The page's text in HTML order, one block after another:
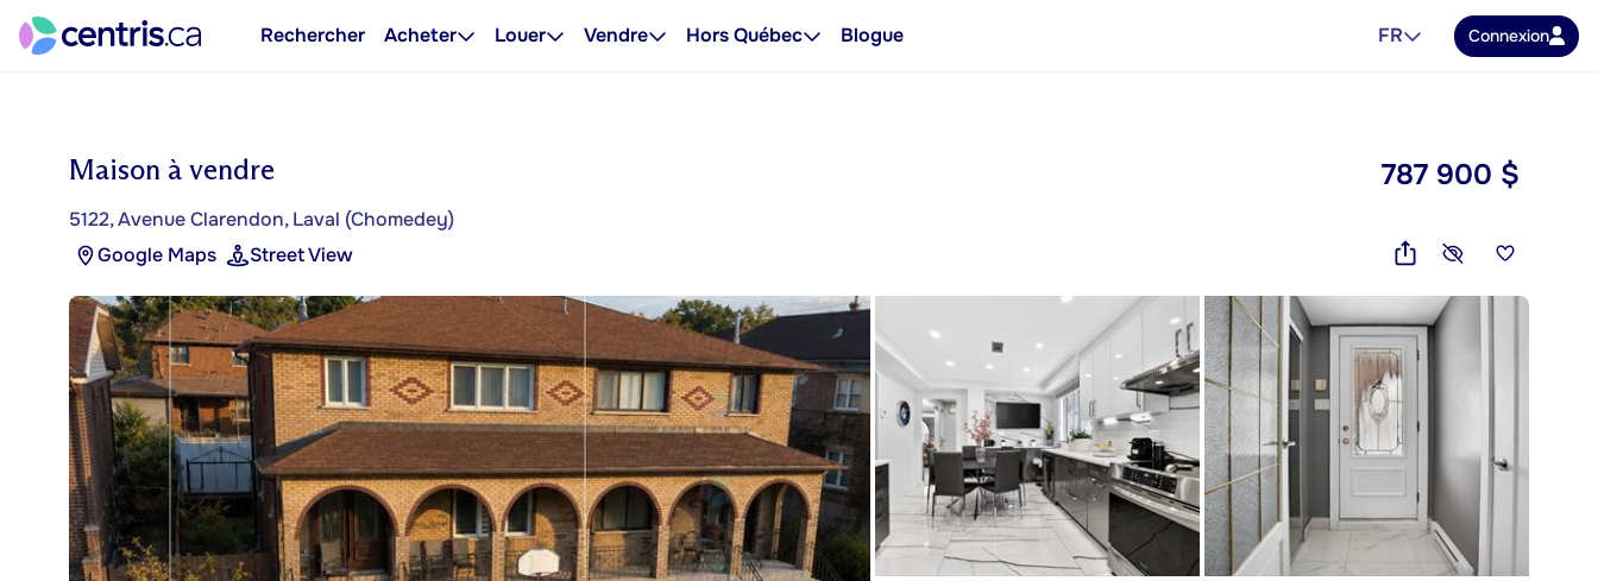
Rechercher Acheter Louer Vendre Hors Québec Blogue FR Connexion
Maison à vendre
5122, Avenue Clarendon, Laval (Chomedey)
Google Maps
Street View
787 900 $